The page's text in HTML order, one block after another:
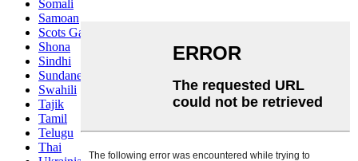
Somali
Samoan
Scots Gaelic
Shona
Sindhi
Sundanese
Swahili
Tajik
Tamil
Telugu
Thai